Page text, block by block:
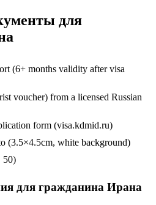
для
(6+ months validity after visa
voucher) from a licensed Russian
form (visa.kdmid.ru)
(3.5×4.5cm, white background)
50)
для гражданина Ирана